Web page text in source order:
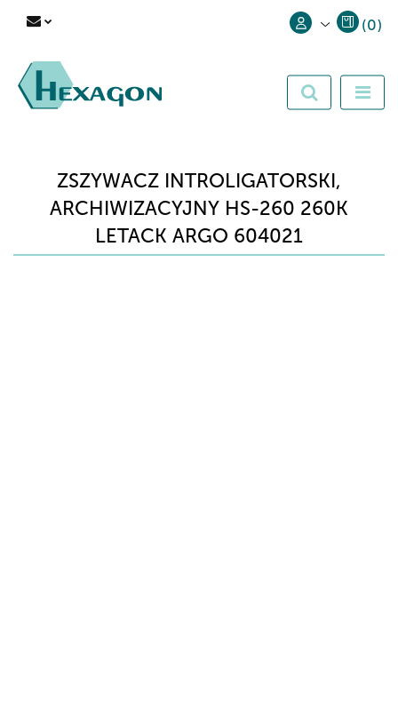
Zarejestruj się
(0)
ZSZYWACZ INTROLIGATORSKI,
ARCHIWIZACYJNY HS-260 260K
LETACK ARGO 604021